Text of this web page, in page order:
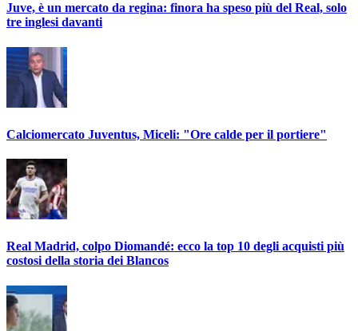
Juve, è un mercato da regina: finora ha speso più del Real, solo
tre inglesi davanti
Calciomercato Juventus, Miceli: "Ore calde per il portiere"
Real Madrid, colpo Diomandé: ecco la top 10 degli acquisti più
costosi della storia dei Blancos